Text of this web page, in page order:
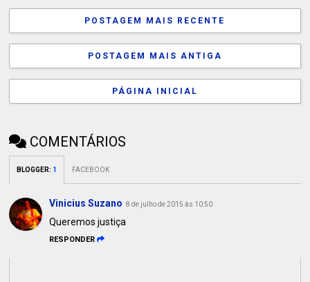
POSTAGEM MAIS RECENTE
POSTAGEM MAIS ANTIGA
PÁGINA INICIAL
COMENTÁRIOS
BLOGGER: 1 FACEBOOK
Vinicius Suzano 8 de julho de 2015 às 10:50
Queremos justiça
RESPONDER